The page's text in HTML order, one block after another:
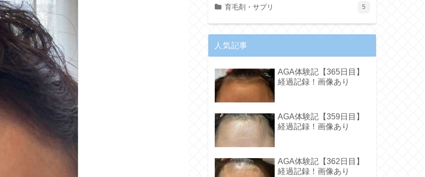
育毛剤・サプリ 5
人気記事
AGA体験記【365日目】
経過記録！画像あり
AGA体験記【359日目】
経過記録！画像あり
AGA体験記【362日目】
経過記録！画像あり